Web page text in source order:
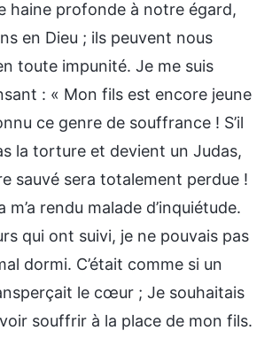
haine profonde à notre égard,
en Dieu ; ils peuvent nous
toute impunité. Je me suis
: « Mon fils est encore jeune
ce genre de souffrance ! S’il
la torture et devient un Judas,
sauvé sera totalement perdue !
m’a rendu malade d’inquiétude.
qui ont suivi, je ne pouvais pas
dormi. C’était comme si un
le cœur ; Je souhaitais
souffrir à la place de mon fils.